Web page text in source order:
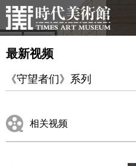
最新视频
《守望者们》系列
相关视频